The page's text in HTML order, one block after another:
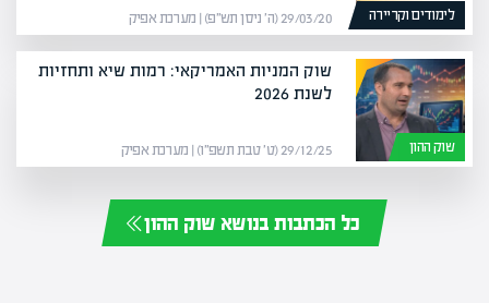
לימודים וקריירה 29/03/20 (ה׳ ניסן תש״פ) | מערכת אפיק
שוק ההון
שוק המניות האמריקאי: רמות שיא ותחזיות
לשנת 2026
29/12/25 (ט׳ טבת תשפ״ו) | מערכת אפיק
כל הכתבות בנושא שוק ההון